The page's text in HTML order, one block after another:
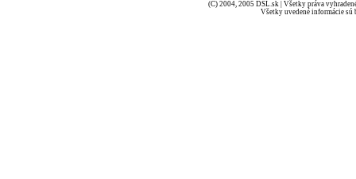
(C) 2004, 2005 DSL.sk | Všetky práva
Všetky uvedené informácie sú